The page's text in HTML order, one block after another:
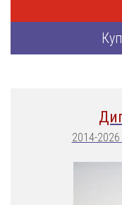
2014-